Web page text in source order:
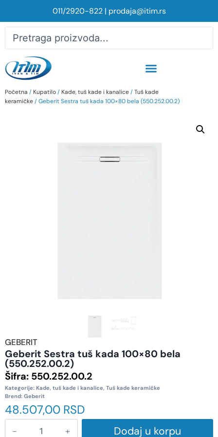
011/2920-822| prodaja@itim.rs
Početna / Kupatilo/ Kade, tuš kade i kanalice/Tuš kade
keramičke/ Geberit Sestra tuš kada 100×80 bela (550.252.00.2)
GEBERIT
Geberit Sestra tuš kada 100×80 bela
(550.252.00.2)
Šifra: 550.252.00.2
Kategorije: Kade, tuš kade i kanalice, Tuš kade keramičke
Brend: Geberit
48.507,00 RSD
Dodaj u korpu